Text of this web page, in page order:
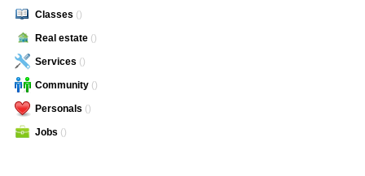
Classes ()
Real estate ()
Services ()
Community ()
Personals ()
Jobs ()